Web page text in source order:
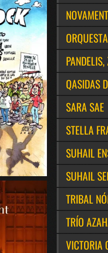
QASIDAS
SARA SAE
STELLA
SUHAIL
SUHAIL
TRIBAL
TRÍO
VICTORIA